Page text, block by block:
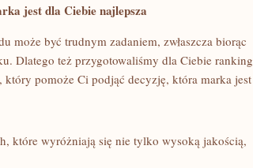
jest⁢ dla​ Ciebie⁢ najlepsza
może być trudnym zadaniem, zwłaszcza biorąc
Dlatego też przygotowaliśmy dla Ciebie ranking
⁤pomoże Ci podjąć decyzję, która marka jest
które⁤ wyróżniają się nie tylko wysoką jakością,​